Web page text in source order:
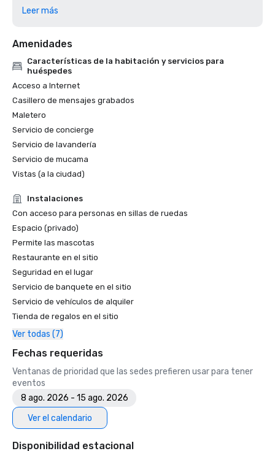
Court han sido reconocidos como los mejores lugares para
California al menos una vez en la vida
• Thrillist: las mejores cosas que hacer en San Francisco
para un amante del arte y la cultura
• Escapadas locales: el conserje del Palace Hotel destaca
el arte y la cultura de San Francisco
2024
• Viajes y ocio: los mejores hoteles de San Francisco: hotel
con las mejores comodidades
inolvidables con caviar
• SF Gate: lo mejor del área de la bahía: los 5 mejores
hoteles
• OpenTable: uno de los 12 restaurantes más hermosos de
• Premios Travellers' Choice: lo mejor de lo mejor
• Destination I Do: uno de los 6 mejores destinos para
bodas LGBTQ+ en EE. UU. (listado principal)
• Insidehook: el mejor bar de hotel en San Francisco
• SF Travel: hoteles de lujo mejor valorados en SF
• Timeout: uno de los mejores hoteles de lujo de San
Francisco
2023
• El mejor hotel Condé Nast Traveller
• Revista de viajes y ocio: el mejor hotel de San Francisco
Leer más
Amenidades
Características de la habitación y servicios para
huéspedes
Acceso a Internet
Casillero de mensajes grabados
Maletero
Servicio de concierge
Servicio de lavandería
Servicio de mucama
Vistas (a la ciudad)
Instalaciones
Con acceso para personas en sillas de ruedas
Espacio (privado)
Permite las mascotas
Restaurante en el sitio
Seguridad en el lugar
Servicio de banquete en el sitio
Servicio de vehículos de alquiler
Tienda de regalos en el sitio
Ver todas (7)
Fechas requeridas
Ventanas de prioridad que las sedes prefieren usar para tener
eventos
8 ago. 2026 - 15 ago. 2026
Ver el calendario
Disponibilidad estacional